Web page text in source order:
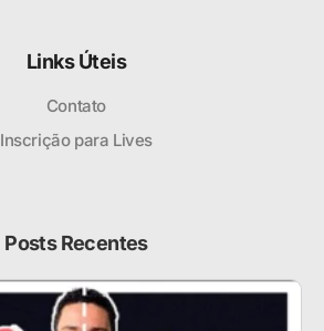
Links Úteis
Contato
Inscrição para Lives
Posts Recentes